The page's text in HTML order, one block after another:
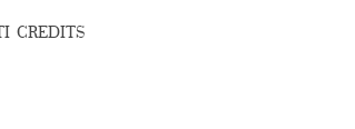
CREDITS